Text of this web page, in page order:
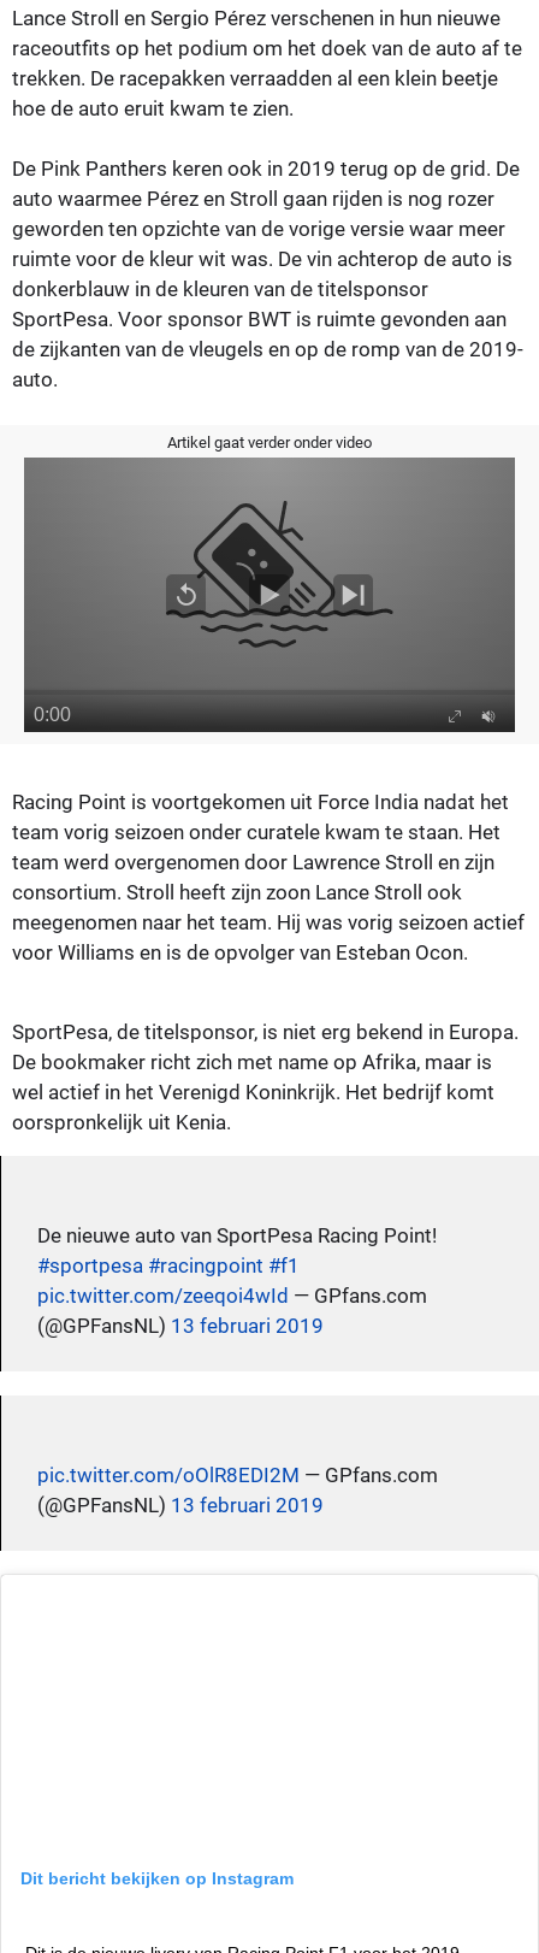
Lance Stroll en Sergio Pérez verschenen in hun nieuwe
raceoutfits op het podium om het doek van de auto af te
trekken. De racepakken verraadden al een klein beetje
hoe de auto eruit kwam te zien.
De Pink Panthers keren ook in 2019 terug op de grid. De
auto waarmee Pérez en Stroll gaan rijden is nog rozer
geworden ten opzichte van de vorige versie waar meer
ruimte voor de kleur wit was. De vin achterop de auto is
donkerblauw in de kleuren van de titelsponsor
SportPesa. Voor sponsor BWT is ruimte gevonden aan
de zijkanten van de vleugels en op de romp van de 2019-
auto.
Artikel gaat verder onder video
Racing Point is voortgekomen uit Force India nadat het
team vorig seizoen onder curatele kwam te staan. Het
team werd overgenomen door Lawrence Stroll en zijn
consortium. Stroll heeft zijn zoon Lance Stroll ook
meegenomen naar het team. Hij was vorig seizoen actief
voor Williams en is de opvolger van Esteban Ocon.
SportPesa, de titelsponsor, is niet erg bekend in Europa.
De bookmaker richt zich met name op Afrika, maar is
wel actief in het Verenigd Koninkrijk. Het bedrijf komt
oorspronkelijk uit Kenia.
De nieuwe auto van SportPesa Racing Point!
#sportpesa #racingpoint #f1
pic.twitter.com/zeeqoi4wId — GPfans.com
(@GPFansNL) 13 februari 2019
pic.twitter.com/oOlR8EDI2M — GPfans.com
(@GPFansNL) 13 februari 2019
Dit bericht bekijken op Instagram